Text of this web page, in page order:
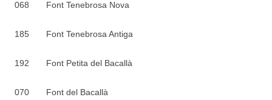
068 Font Tenebrosa Nova
185 Font Tenebrosa Antiga
192 Font Petita del Bacallà
070 Font del Bacallà